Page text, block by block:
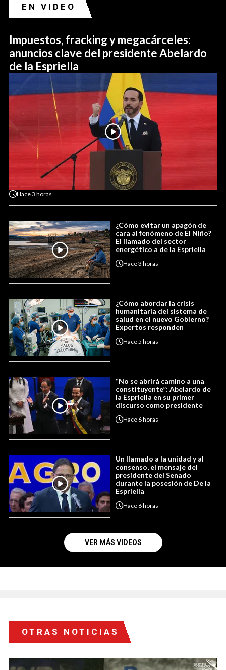
EN VIDEO
Impuestos, fracking y megacárceles:
anuncios clave del presidente Abelardo
de la Espriella
Hace3 horas
¿Cómo evitar un apagón de
cara al fenómeno de El Niño?
El llamado del sector
energético a de la Espriella
Hace3 horas
¿Cómo abordar la crisis
humanitaria del sistema de
salud en el nuevo Gobierno?
Expertos responden
Hace5 horas
“No se abrirá camino a una
constituyente”: Abelardo de
la Espriella en su primer
discurso como presidente
Hace 6 horas
Un llamado a la unidad y al
consenso, el mensaje del
presidente del Senado
durante la posesión de De la
Espriella
Hace 6 horas
VER MÁS VIDEOS
OTRAS NOTICIAS